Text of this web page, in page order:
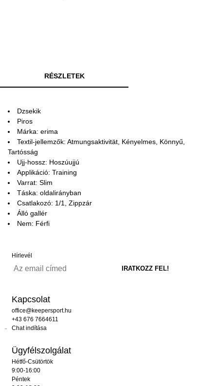
RÉSZLETEK
Dzsekik
Piros
Márka: erima
Textil-jellemzők: Atmungsaktivität, Kényelmes, Könnyű,
Tartósság
Ujj-hossz: Hoszúujjú
Applikáció: Training
Varrat: Slim
Táska: oldalirányban
Csatlakozó: 1/1, Zippzár
Álló gallér
Nem: Férfi
Hírlevél
Kapcsolat
office@keepersport.hu
+43 676 7664611
Chat indítása
Ügyfélszolgálat
Hétfő-Csütörtök
9:00-16:00
Péntek